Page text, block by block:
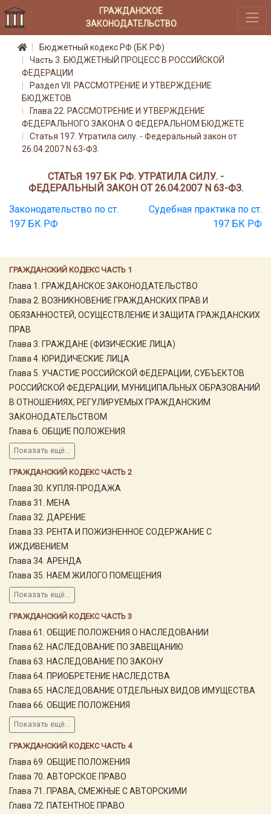
ГРАЖДАНСКОЕ
ЗАКОНОДАТЕЛЬСТВО
ГРАЖДАНСКИЙ КОДЕКС ЧАСТЬ 1
Глава 1. ГРАЖДАНСКОЕ ЗАКОНОДАТЕЛЬСТВО
Глава 2. ВОЗНИКНОВЕНИЕ ГРАЖДАНСКИХ ПРАВ И
ОБЯЗАННОСТЕЙ, ОСУЩЕСТВЛЕНИЕ И ЗАЩИТА ГРАЖДАНСКИХ
ПРАВ
Глава 3. ГРАЖДАНЕ (ФИЗИЧЕСКИЕ ЛИЦА)
Глава 4. ЮРИДИЧЕСКИЕ ЛИЦА
Глава 5. УЧАСТИЕ РОССИЙСКОЙ ФЕДЕРАЦИИ, СУБЪЕКТОВ
РОССИЙСКОЙ ФЕДЕРАЦИИ, МУНИЦИПАЛЬНЫХ ОБРАЗОВАНИЙ
В ОТНОШЕНИЯХ, РЕГУЛИРУЕМЫХ ГРАЖДАНСКИМ
ЗАКОНОДАТЕЛЬСТВОМ
Глава 6. ОБЩИЕ ПОЛОЖЕНИЯ
Показать ещё...
ГРАЖДАНСКИЙ КОДЕКС ЧАСТЬ 2
Глава 30. КУПЛЯ-ПРОДАЖА
Глава 31. МЕНА
Глава 32. ДАРЕНИЕ
Глава 33. РЕНТА И ПОЖИЗНЕННОЕ СОДЕРЖАНИЕ С
ИЖДИВЕНИЕМ
Глава 34. АРЕНДА
Глава 35. НАЕМ ЖИЛОГО ПОМЕЩЕНИЯ
Показать ещё...
ГРАЖДАНСКИЙ КОДЕКС ЧАСТЬ 3
Глава 61. ОБЩИЕ ПОЛОЖЕНИЯ О НАСЛЕДОВАНИИ
Глава 62. НАСЛЕДОВАНИЕ ПО ЗАВЕЩАНИЮ
Глава 63. НАСЛЕДОВАНИЕ ПО ЗАКОНУ
Глава 64. ПРИОБРЕТЕНИЕ НАСЛЕДСТВА
Глава 65. НАСЛЕДОВАНИЕ ОТДЕЛЬНЫХ ВИДОВ ИМУЩЕСТВА
Глава 66. ОБЩИЕ ПОЛОЖЕНИЯ
Показать ещё...
ГРАЖДАНСКИЙ КОДЕКС ЧАСТЬ 4
Глава 69. ОБЩИЕ ПОЛОЖЕНИЯ
Глава 70. АВТОРСКОЕ ПРАВО
Глава 71. ПРАВА, СМЕЖНЫЕ С АВТОРСКИМИ
Глава 72. ПАТЕНТНОЕ ПРАВО
Бюджетный кодекс РФ (БК РФ)
Часть 3. БЮДЖЕТНЫЙ ПРОЦЕСС В РОССИЙСКОЙ
ФЕДЕРАЦИИ
Раздел VII. РАССМОТРЕНИЕ И УТВЕРЖДЕНИЕ
БЮДЖЕТОВ
Глава 22. РАССМОТРЕНИЕ И УТВЕРЖДЕНИЕ
ФЕДЕРАЛЬНОГО ЗАКОНА О ФЕДЕРАЛЬНОМ БЮДЖЕТЕ
Статья 197. Утратила силу. - Федеральный закон от
26.04.2007 N 63-ФЗ.
СТАТЬЯ 197 БК РФ. УТРАТИЛА СИЛУ. -
ФЕДЕРАЛЬНЫЙ ЗАКОН ОТ 26.04.2007 N 63-ФЗ.
Законодательство по ст.
197 БК РФ
Судебная практика по ст.
197 БК РФ